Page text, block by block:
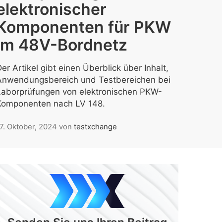
für PKW
48V-Bordnetz
Artikel gibt einen Überblick über Inhalt,
und Testbereichen bei
von elektronischen PKW-
nach LV 148.
Oktober, 2024 von testxchange